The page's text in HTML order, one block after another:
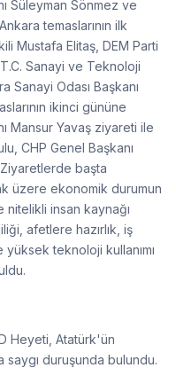
Süleyman Sönmez ve
temaslarının ilk
Mustafa Elitaş, DEM Parti
Sanayi ve Teknoloji
Sanayi Odası Başkanı
ikinci gününe
Mansur Yavaş ziyareti ile
CHP Genel Başkanı
başta
üzere ekonomik durumun
nitelikli insan kaynağı
afetlere hazırlık, iş
teknoloji kullanımı
Heyeti, Atatürk'ün
saygı duruşunda bulundu.